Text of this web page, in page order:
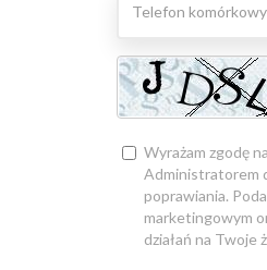
Wyrażam zgodę
Administratorem
poprawiania.
marketingowym
działań na Twoje